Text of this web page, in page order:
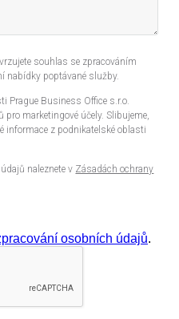
souhlas se zpracováním
nabídky poptávané služby.
Prague Business Office s.r.o.
marketingové účely. Slibujeme,
informace z podnikatelské oblasti
naleznete v Zásadách ochrany
osobních údajů.